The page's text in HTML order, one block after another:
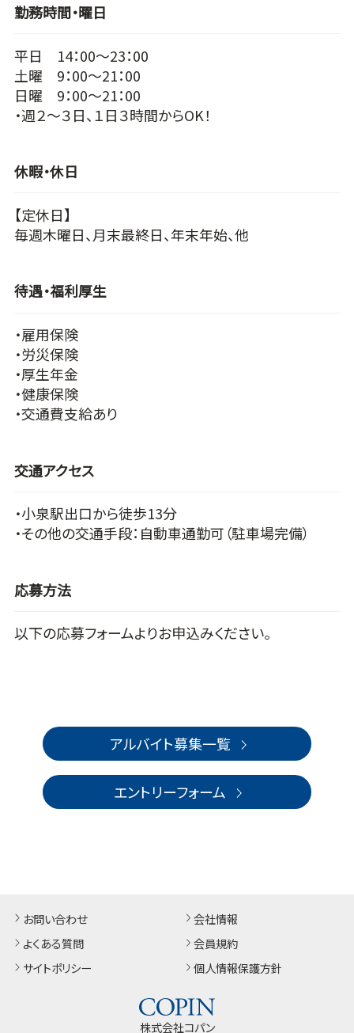
勤務時間・曜日
平日 14：00～23：00
土曜 9：00～21：00
日曜 9：00～21：00
・週２～３日、１日３時間からOK！
休暇・休日
【定休日】
毎週木曜日、月末最終日、年末年始、他
待遇・福利厚生
・雇用保険
・労災保険
・厚生年金
・健康保険
・交通費支給あり
交通アクセス
・小泉駅出口から徒歩13分
・その他の交通手段：自動車通勤可（駐車場完備）
応募方法
以下の応募フォームよりお申込みください。
アルバイト募集一覧
エントリーフォーム
お問い合わせ
よくある質問
サイトポリシー
会社情報
会員規約
個人情報保護方針
株式会社コパン